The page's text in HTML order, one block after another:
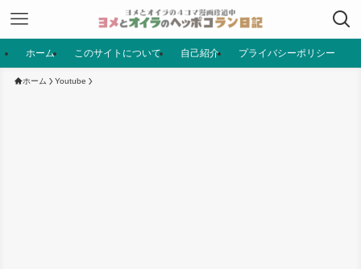
ホーム このサイトについて 自己紹介 プライバシーポリシー
ホーム Youtube